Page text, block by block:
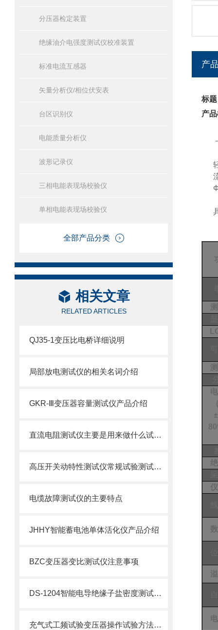
分压器检定装置
绝缘油介电强度测试仪校准装置
标准电流互感器
矢量分析仪/相位伏安表
台区识别仪
电能质量分析仪
波形记录仪
三相电能表现场校验仪
单相电能表现场校验仪
全部产品分类
相关文章
RELATED ARTICLES
QJ35-1变压比电桥详细说明
局部放电测试仪的相关名词介绍
GKR-Ⅲ变压器容量测试仪产品介绍
直流电阻测试仪主要是用来做什么试验的？
高压开关动特性测试仪常规试验测试项目
电缆故障测试仪的主要特点
JHHY智能蓄电池单体活化仪产品介绍
BZC变压器变比测试仪注意事项
DS-1204智能电导绝缘子盐密度测试仪的特点及技术参数
充气式工频试验变压器操作试验方法及注意事项
产
标
产
±